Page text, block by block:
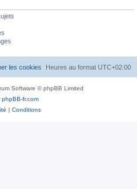
Heures au format UTC+02:00
les cookies
Software © phpBB Limited
phpBB-fr.com
| Conditions